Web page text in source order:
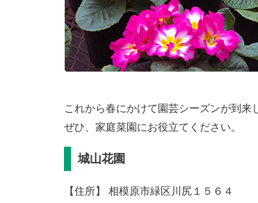
これから春にかけて園芸シーズンが到来
ぜひ、家庭菜園にお役立てください。
城山花園
【住所】 相模原市緑区川尻１５６４